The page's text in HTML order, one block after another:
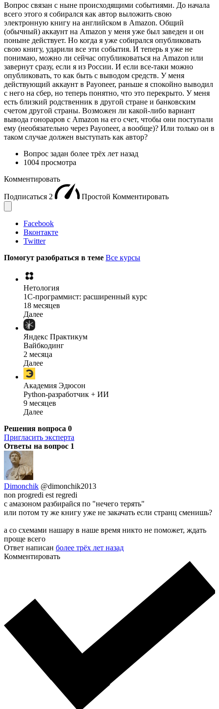
Вопрос связан с ныне происходящими событиями. До начала
всего этого я собирался как автор выложить свою
электронную книгу на английском в Amazon. Общий
(обычный) аккаунт на Amazon у меня уже был заведен и он
поныне действует. Но когда я уже собирался опубликовать
свою книгу, ударили все эти события. И теперь я уже не
понимаю, можно ли сейчас опубликоваться на Amazon или
завернут сразу, если я из России. И если все-таки можно
опубликовать, то как быть с выводом средств. У меня
действующий аккаунт в Payoneer, раньше я спокойно выводил
с него на сбер, но теперь понятно, что это перекрыто. У меня
есть близкий родственник в другой стране и банковским
счетом другой страны. Возможен ли какой-либо вариант
вывода гонораров с Amazon на его счет, чтобы они поступали
ему (необязательно через Payoneer, а вообще)? Или только он в
таком случае должен выступать как автор?
Вопрос задан более трёх лет назад
1004 просмотра
Комментировать
Подписаться 2 Простой Комментировать
Facebook
Вконтакте
Twitter
Помогут разобраться в теме Все курсы
Нетология
1C-программист: расширенный курс
18 месяцев
Далее
Яндекс Практикум
Вайбкодинг
2 месяца
Далее
Академия Эдюсон
Python-разработчик + ИИ
9 месяцев
Далее
Решения вопроса 0
Пригласить эксперта
Ответы на вопрос 1
Dimonchik @dimonchik2013
non progredi est regredi
с амазоном разбирайся по "нечего терять"
или потом ту же книгу уже не закачать если странц сменишь?
а со схемами нашару в наше время никто не поможет, ждать
проще всего
Ответ написан более трёх лет назад
Комментировать